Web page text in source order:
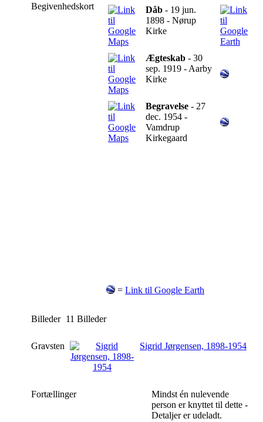
Begivenhedskort Dåb - 19 jun.
1898 - Nørup
Kirke
Ægteskab - 30
sep. 1919 - Aarby
Kirke
Begravelse - 27
dec. 1954 -
Vamdrup
Kirkegaard
= Link til Google Earth
Billeder 11 Billeder
Gravsten Sigrid Jørgensen, 1898-1954
Fortællinger
Mindst én nulevende
person er knyttet til dette -
Detaljer er udeladt.